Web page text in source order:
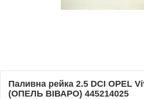
Паливна рейка 2.5 DCI OPEL
(ОПЕЛЬ ВІВАРО) 445214025